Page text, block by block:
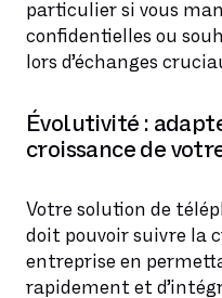
particulier si vous
confidentielles ou
lors d’échanges
Évolutivité :
croissance de
Votre solution de
doit pouvoir suivre la
entreprise en
rapidement et